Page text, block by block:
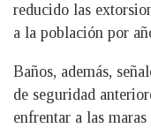
reducido las
a la población por
Baños, además,
de seguridad
enfrentar a las